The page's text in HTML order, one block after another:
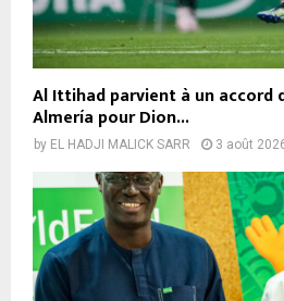
Al Ittihad parvient à un accord
Almería pour Dion...
by EL HADJI MALICK SARR 3 août